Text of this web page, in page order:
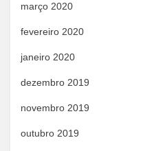
março 2020
fevereiro 2020
janeiro 2020
dezembro 2019
novembro 2019
outubro 2019